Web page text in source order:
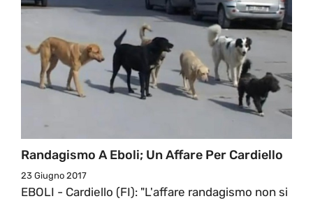
Randagismo A Eboli; Un Affare Per Cardiello
23 Giugno 2017
EBOLI - Cardiello (FI): "L'affare randagismo non si